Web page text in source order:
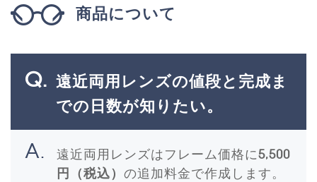
商品について
遠近両用レンズの値段と完成ま
での日数が知りたい。
遠近両用レンズはフレーム価格に5,500
円（税込） の追加料金で作成します。